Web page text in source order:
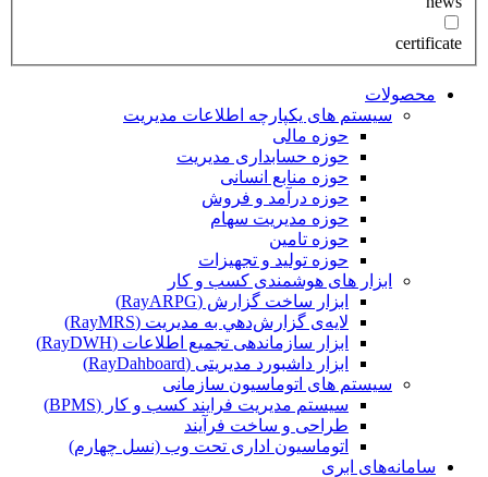
certificate
محصولات
سیستم های یکپارچه اطلاعات مدیریت
حوزه مالی
حوزه حسابداری مدیریت
حوزه منابع انسانی
حوزه درآمد و فروش
حوزه مدیریت سهام
حوزه تامین
حوزه تولید و تجهیزات
ابزار های هوشمندی کسب و کار
ابزار ساخت گزارش (RayARPG)
لایه‌ی گزارش‌دهي به مديريت (RayMRS)
ابزار سازماندهی تجمیع اطلاعات (RayDWH)
ابزار داشبورد مدیریتی (RayDahboard)
سیستم های اتوماسیون سازمانی
سیستم مدیریت فرایند کسب و کار (BPMS)
طراحی و ساخت فرآیند
اتوماسیون اداری تحت وب (نسل چهارم)
سامانه‌های ابری